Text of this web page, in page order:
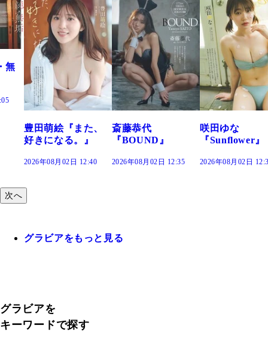
斎藤恭代
『BOUND』
2026年08月02日 12:35
咲田ゆな
『Sunflower』
2026年08月02日 12:30
藤水咲桜『花
だまり』
2026年08月02日
次へ
グラビアをもっと見る
グラビアを
キーワードで探す